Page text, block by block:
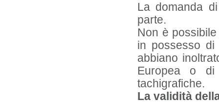
La domanda
parte.
Non è
in possesso
abbiano
Europea o
tachigrafiche.
La validità